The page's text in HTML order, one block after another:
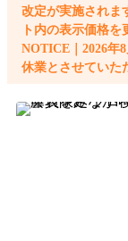
改定が実施されま
ト内の表示価格を
NOTICE｜2026年
休業とさせていた